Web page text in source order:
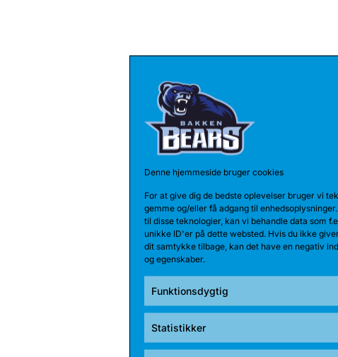
Denne hjemmeside bruger cookies
For at give dig de bedste oplevelser bruger vi
gemme og/eller få adgang til
til disse teknologier, kan vi behandle data som
unikke ID'er på dette websted. Hvis du ikke
dit samtykke tilbage, kan det have en negativ
og egenskaber.
Funktionsdygtig
Statistikker